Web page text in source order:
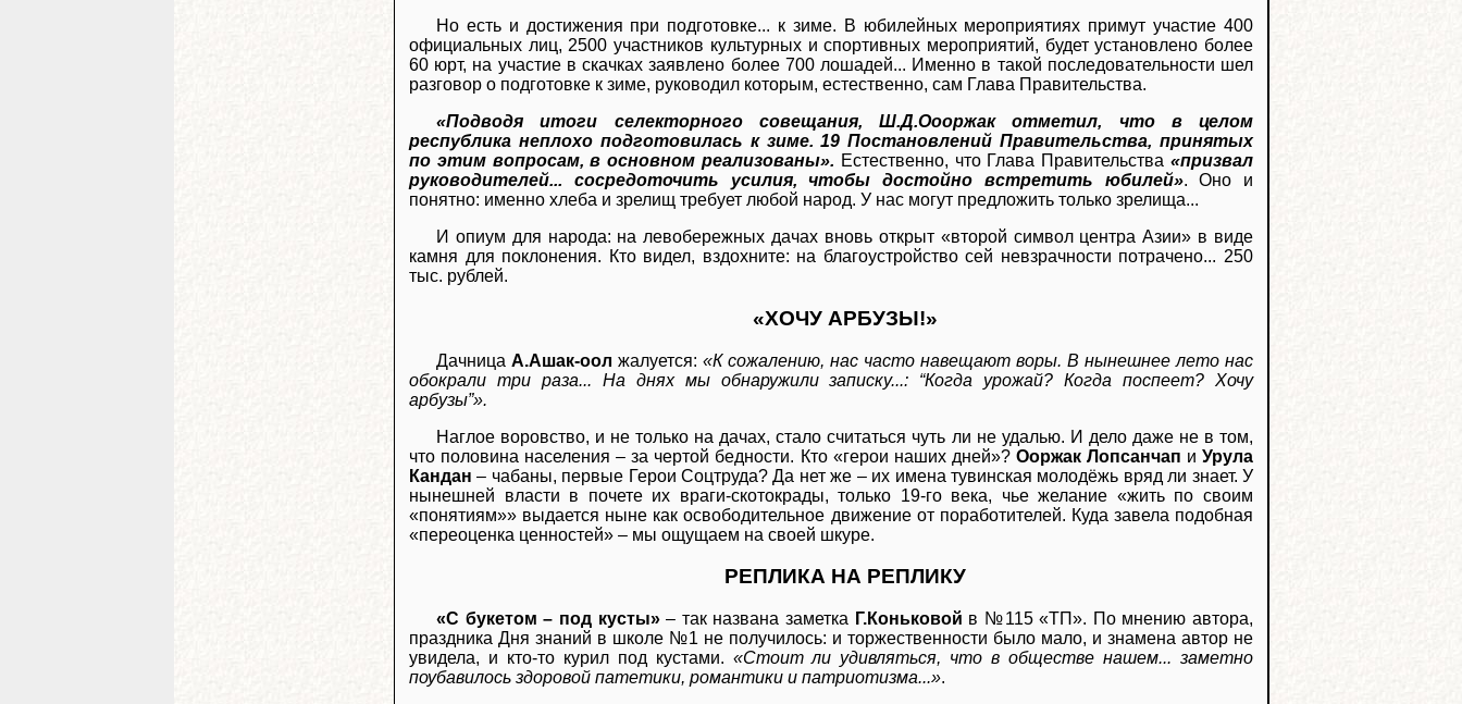
Но есть и достижения при подготовке... к зиме. В юбилейных мероприятиях примут участие 400
официальных лиц, 2500 участников культурных и спортивных мероприятий, будет установлено более
60 юрт, на участие в скачках заявлено более 700 лошадей... Именно в такой последовательности шел
разговор о подготовке к зиме, руководил которым, естественно, сам Глава Правительства.
«Подводя итоги селекторного совещания, Ш.Д.Оооржак отметил, что в целом
республика неплохо подготовилась к зиме. 19 Постановлений Правительства, принятых
по этим вопросам, в основном реализованы». Естественно, что Глава Правительства «призвал
руководителей... сосредоточить усилия, чтобы достойно встретить юбилей». Оно и
понятно: именно хлеба и зрелищ требует любой народ. У нас могут предложить только зрелища...
И опиум для народа: на левобережных дачах вновь открыт «второй символ центра Азии» в виде
камня для поклонения. Кто видел, вздохните: на благоустройство сей невзрачности потрачено... 250
тыс. рублей.
«ХОЧУ АРБУЗЫ!»
Дачница А.Ашак-оол жалуется: «К сожалению, нас часто навещают воры. В нынешнее лето нас
обокрали три раза... На днях мы обнаружили записку...: “Когда урожай? Когда поспеет? Хочу
арбузы”».
Наглое воровство, и не только на дачах, стало считаться чуть ли не удалью. И дело даже не в том,
что половина населения – за чертой бедности. Кто «герои наших дней»? Ооржак Лопсанчап иУрула
Кандан – чабаны, первые Герои Соцтруда? Да нет же – их имена тувинская молодёжь вряд ли знает. У
нынешней власти в почете их враги-скотокрады, только 19-го века, чье желание «жить по своим
«понятиям»» выдается ныне как освободительное движение от поработителей. Куда завела подобная
«переоценка ценностей» – мы ощущаем на своей шкуре.
РЕПЛИКА НА РЕПЛИКУ
«С букетом – под кусты»– так названа заметка Г.Коньковой в №115 «ТП». По мнению автора,
праздника Дня знаний в школе №1 не получилось: и торжественности было мало, и знамена автор не
увидела, и кто-то курил под кустами. «Стоит ли удивляться, что в обществе нашем... заметно
поубавилось здоровой патетики, романтики и патриотизма...».